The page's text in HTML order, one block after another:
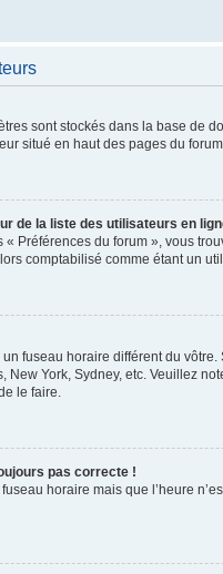
sont stockés dans la base de
situé en haut des pages du
de la liste des utilisateurs en
Préférences du forum », vous
comptabilisé comme étant un
fuseau horaire différent du
York, Sydney, etc. Veuillez
le faire.
pas correcte !
horaire mais que l’heure